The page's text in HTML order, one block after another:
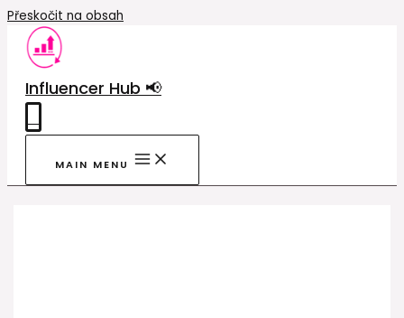
Přeskočit na obsah
Influencer Hub 📢
MAIN MENU